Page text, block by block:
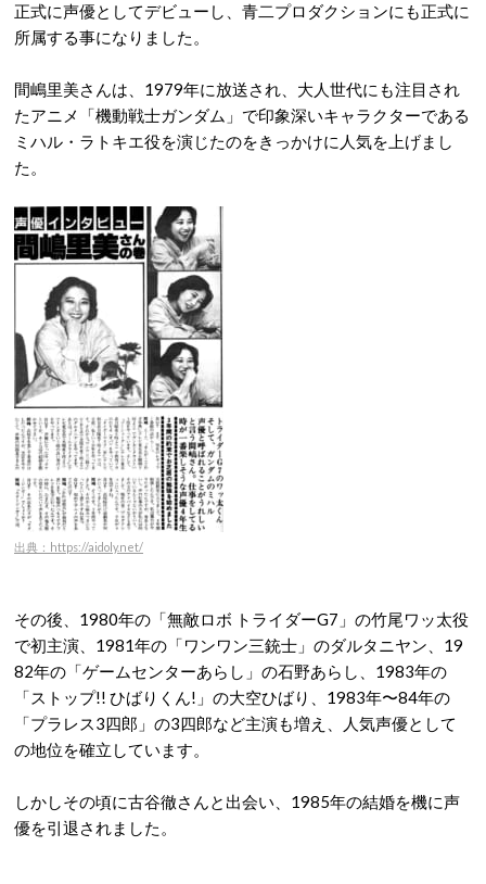
正式に声優としてデビューし、青二プロダクションにも正式に
所属する事になりました。
間嶋里美さんは、1979年に放送され、大人世代にも注目され
たアニメ「機動戦士ガンダム」で印象深いキャラクターである
ミハル・ラトキエ役を演じたのをきっかけに人気を上げまし
た。
出典：https://aidoly.net/
その後、1980年の「無敵ロボ トライダーG7」の竹尾ワッ太役
で初主演、1981年の「ワンワン三銃士」のダルタニヤン、19
82年の「ゲームセンターあらし」の石野あらし、1983年の
「ストップ!! ひばりくん!」の大空ひばり、1983年〜84年の
「プラレス3四郎」の3四郎など主演も増え、人気声優として
の地位を確立しています。
しかしその頃に古谷徹さんと出会い、1985年の結婚を機に声
優を引退されました。